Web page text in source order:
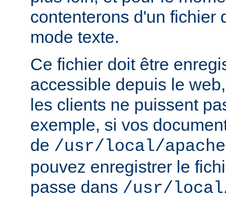
contenterons d'un fichier
mode texte.
Ce fichier doit être
accessible depuis le
les clients ne puissent
exemple, si vos
de /usr/local/
pouvez enregistrer le
passe dans /usr/local/